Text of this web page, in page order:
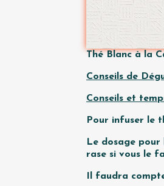
Thé Blanc à la
Conseils de
Conseils et
Pour infuser le
Le dosage pour
rase si vous le
Il faudra